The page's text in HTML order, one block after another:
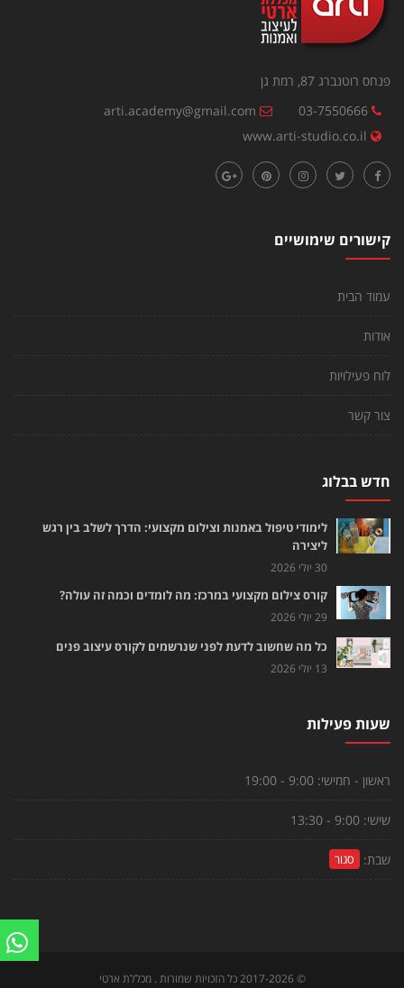
פנחס רוטנברג 87, רמת גן
03-7550666
arti.academy@gmail.com
www.arti-studio.co.il
קישורים שימושיים
עמוד הבית
אודות
לוח פעילויות
צור קשר
חדש בבלוג
לימודי טיפול באמנות וצילום מקצועי: הדרך לשלב בין רגש
ליצירה
30 יולי 2026
קורס צילום מקצועי במרכז: מה לומדים וכמה זה עולה?
29 יולי 2026
כל מה שחשוב לדעת לפני שנרשמים לקורס עיצוב פנים
13 יולי 2026
שעות פעילות
ראשון - חמישי: 9:00 - 19:00
שישי: 9:00 - 13:30
שבת: סגור
©
2017-2026כל הזכויות שמורות . מכללת ארטי